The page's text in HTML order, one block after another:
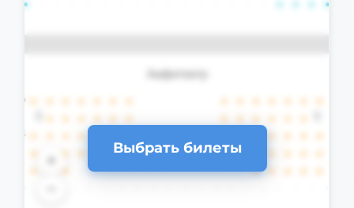
Выбрать билеты